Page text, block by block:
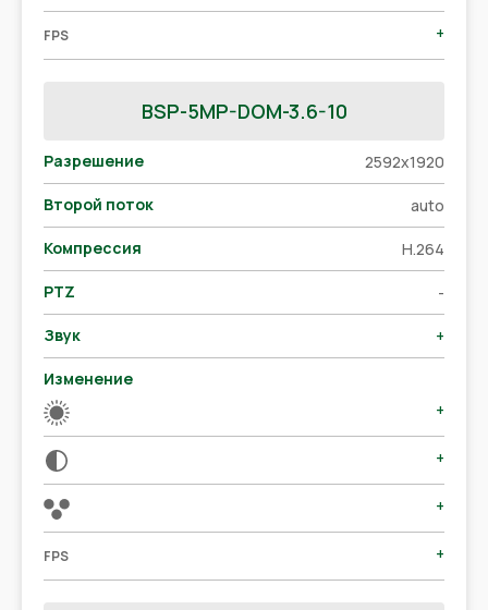
FPS +
BSP-5MP-DOM-3.6-10
Разрешение 2592x1920
Второй поток auto
Компрессия H.264
PTZ -
Звук +
Изменение
+
+
+
FPS +